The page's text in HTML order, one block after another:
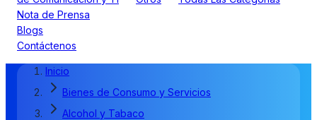
Nota de Prensa
Blogs
Contáctenos
Inicio
Bienes de Consumo y Servicios
Alcohol y Tabaco